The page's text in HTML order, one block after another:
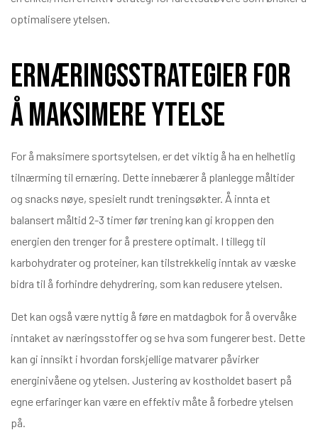
optimalisere ytelsen.
Ernæringsstrategier for
å maksimere ytelse
For å maksimere sportsytelsen, er det viktig å ha en helhetlig
tilnærming til ernæring. Dette innebærer å planlegge måltider
og snacks nøye, spesielt rundt treningsøkter. Å innta et
balansert måltid 2-3 timer før trening kan gi kroppen den
energien den trenger for å prestere optimalt. I tillegg til
karbohydrater og proteiner, kan tilstrekkelig inntak av væske
bidra til å forhindre dehydrering, som kan redusere ytelsen.
Det kan også være nyttig å føre en matdagbok for å overvåke
inntaket av næringsstoffer og se hva som fungerer best. Dette
kan gi innsikt i hvordan forskjellige matvarer påvirker
energinivåene og ytelsen. Justering av kostholdet basert på
egne erfaringer kan være en effektiv måte å forbedre ytelsen
på.